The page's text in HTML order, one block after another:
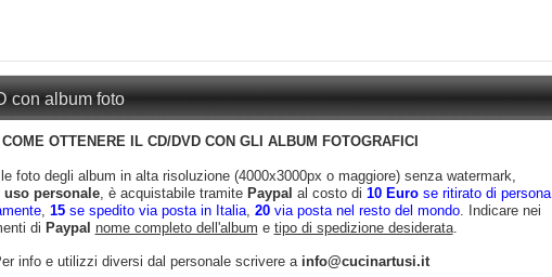
con album foto
COME OTTENERE IL CD/DVD CON GLI ALBUM FOTOGRAFICI
le foto degli album in alta risoluzione (4000x3000px o maggiore) senza watermark,
uso personale, è acquistabile tramite Paypal al costo di 10 Euro se ritirato di persona
, 15 se spedito via posta in Italia, 20 via posta nel resto del mondo. Indicare nei
di Paypal nome completo dell'album e tipo di spedizione desiderata.
info e utilizzi diversi dal personale scrivere a info@cucinartusi.it